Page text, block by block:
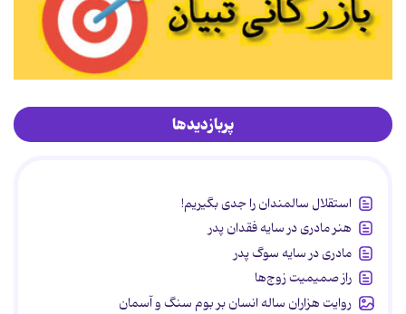
پربازدیدها
استقلال سالمندان را جدی بگیریم!
هنر مادری در سایه‌ فقدان پدر
مادری در سایه سوگ پدر
راز صمیمیت زوج‌ها
روایت هزاران ساله انسان بر بوم سنگ و آسمان